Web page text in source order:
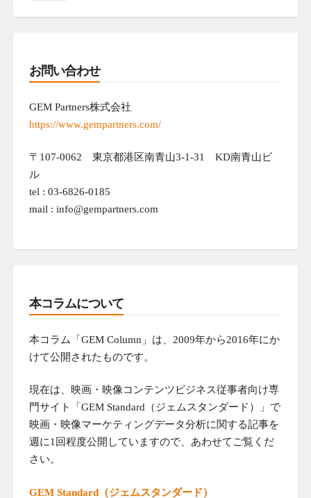
お問い合わせ
GEM Partners株式会社
https://www.gempartners.com/
〒107-0062 東京都港区南青山3-1-31 KD南青山ビ
ル
tel : 03-6826-0185
mail : info@gempartners.com
本コラムについて
本コラム「GEM Column」は、2009年から2016年にか
けて公開されたものです。
現在は、映画・映像コンテンツビジネス従事者向け専
門サイト「GEM Standard（ジェムスタンダード）」で
映画・映像マーケティングデータ分析に関する記事を
週に1回程度公開していますので、あわせてご覧くだ
さい。
GEM Standard（ジェムスタンダード）